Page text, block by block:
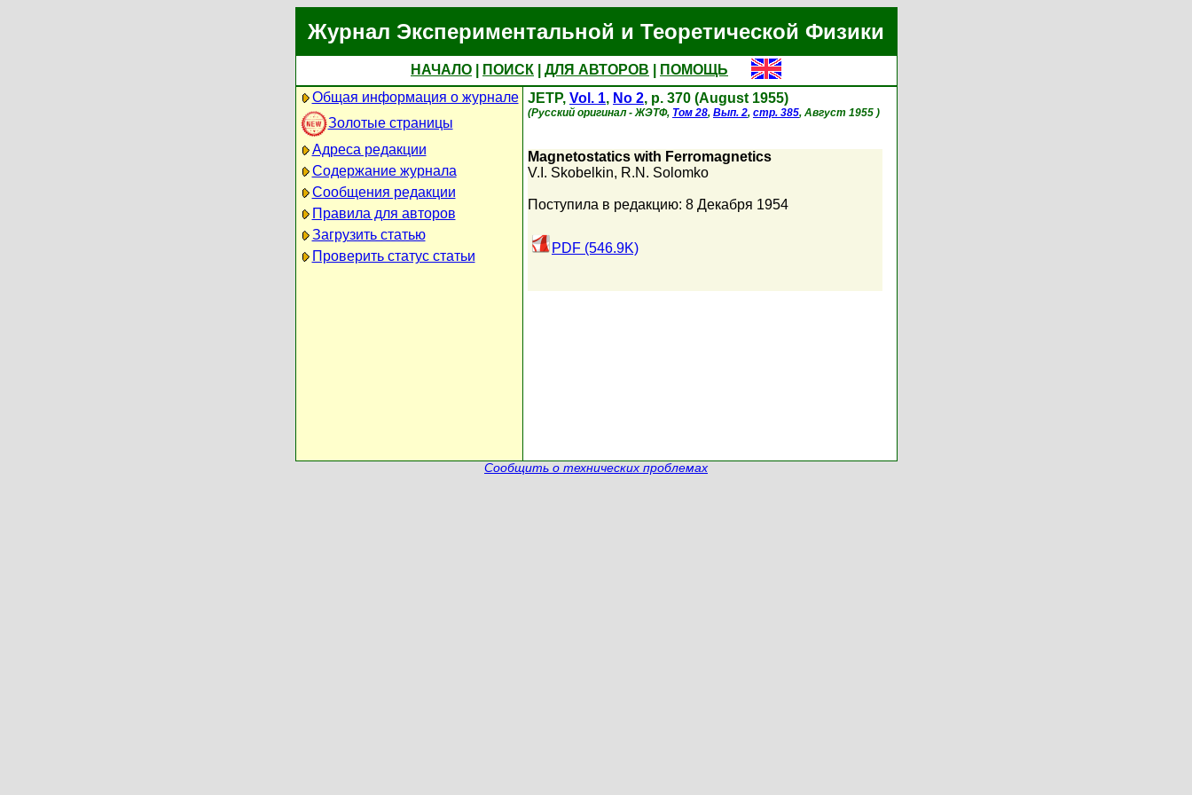
Журнал Экспериментальной и Теоретической Физики
НАЧАЛО ПОИСК ДЛЯ АВТОРОВ
ПОМОЩЬ
Общая информация о журнале
Золотые страницы
Адреса редакции
Содержание журнала
Сообщения редакции
Правила для авторов
Загрузить статью
Проверить статус статьи
JETP, Vol. 1, No 2, p. 370 (August 1955)
(Русский оригинал - ЖЭТФ, Том 28, Вып. 2, стр. 385, Август 1955 )
Magnetostatics with Ferromagnetics
V.I. Skobelkin, R.N. Solomko
Поступила в редакцию: 8 Декабря 1954
PDF (546.9K)
Сообщить о технических проблемах